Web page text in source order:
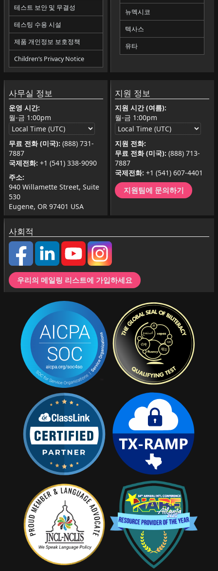
테스트 보안 및 무결성
테스팅 수용 시설
제품 개인정보 보호정책
Children’s Privacy Notice
뉴멕시코
텍사스
유타
사무실 정보
운영 시간:
월-금 1:00pm
무료 전화 (미국): (888) 731-
7887
국제전화: +1 (541) 338-9090
주소:
940 Willamette Street, Suite
530
Eugene, OR 97401 USA
지원 정보
지원 시간 (여름):
월-금 1:00pm
지원 전화:
무료 전화 (미국): (888) 713-
7887
국제전화: +1 (541) 607-4401
지원팀에 문의하기
사회적
우리의 메일링 리스트에 가입하세요